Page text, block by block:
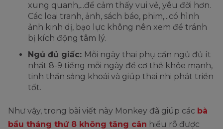
xung quanh,...để cảm thấy vui vẻ, yêu đời hơn.
Các loại tranh, ảnh, sách báo, phim,...có hình
ảnh kinh dị, bạo lực không nên xem để tránh
bị kích động tâm lý.
Ngủ đủ giấc: Mỗi ngày thai phụ cần ngủ đủ ít
nhất 8-9 tiếng mỗi ngày để cơ thể khỏe mạnh,
tinh thần sảng khoái và giúp thai nhi phát triển
tốt.
Như vậy, trong bài viết này Monkey đã giúp các bà
bầu tháng thứ 8 không tăng cân hiểu rõ được